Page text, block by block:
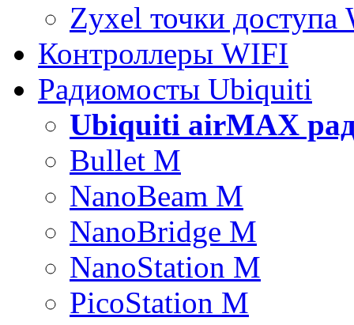
Zyxel точки доступа
Контроллеры WIFI
Радиомосты Ubiquiti
Ubiquiti airMAX
Bullet M
NanoBeam M
NanoBridge M
NanoStation M
PicoStation M